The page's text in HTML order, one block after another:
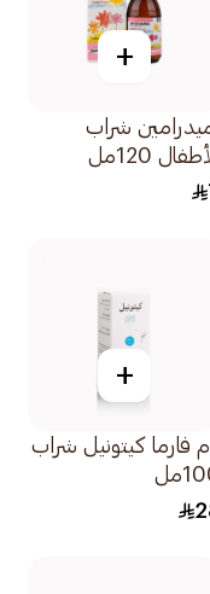
+
شراب
120مل
+
فارما كيتونيل شراب